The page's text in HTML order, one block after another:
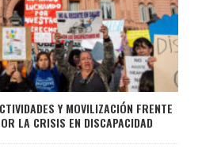
Y MOVILIZACIÓN FRENTE
LA CRISIS EN DISCAPACIDAD